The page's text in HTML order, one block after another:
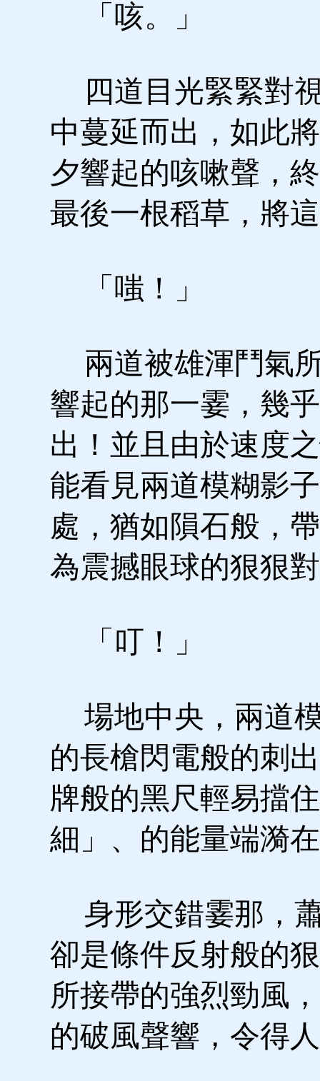
「咳。」
四道目光緊緊對
中蔓延而出，如此
夕響起的咳嗽聲，
最後一根稻草，將
「嗤！」
兩道被雄渾鬥氣
響起的那一霎，幾
出！並且由於速度
能看見兩道模糊影
處，猶如隕石般，
為震撼眼球的狠狠
「叮！」
場地中央，兩道
的長槍閃電般的刺
牌般的黑尺輕易擋
細」、的能量端漪
身形交錯霎那，
卻是條件反射般的
所接帶的強烈勁風
的破風聲響，令得